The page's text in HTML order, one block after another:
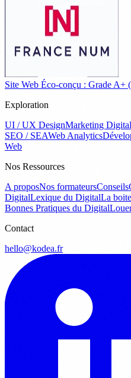
Site Web Éco-conçu : Grade A+
Exploration
UI / UX DesignMarketing Digital
SEO / SEAWeb Analytics
Web
Nos Ressources
A proposNos formateursConseils
DigitalLexique du DigitalLa
Bonnes Pratiques du Digital
Contact
hello@kodea.fr